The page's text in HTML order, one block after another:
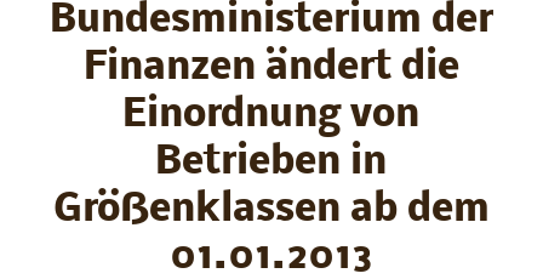
Bundesministerium der
Finanzen ändert die
Einordnung von
Betrieben in
Größenklassen ab dem
01.01.2013